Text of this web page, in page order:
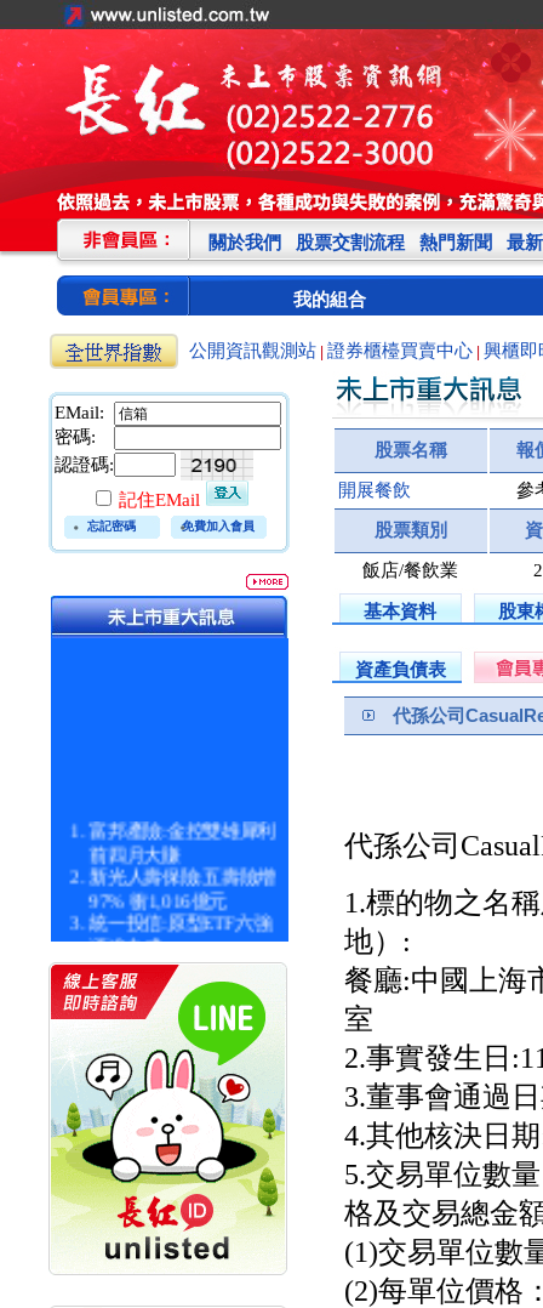
關於我們 股票交割流程 熱門新聞 最
我的組合
公開資訊觀測站 證券櫃檯買賣中心 興櫃即
EMail:
密碼:
認證碼:
記住EMail
忘記密碼 免費加入會員
前四月大賺
新光人壽保險:五壽險增
97% 衝1,016億元
統一投信:原型ETF六強
漲逾九成
價 被盯上
新光人壽保險:新壽Q1外
價金將達996億
宇辰系統科技:宇辰業績
創新高 啟動興櫃轉上櫃
計畫
明緯企業:明緯永續科技
競賽 以電源驅動善的力
量
秀育企業:秀育SHO-U儲
能系統 獲國內首張CNS
認證
聯博投信:聯博00404A
從容擁抱台股主流
股票名稱 報
開展餐飲 參
股票類別
飯店/餐飲業
基本資料 股東
資產負債表
代孫公司
代孫公司
1.標的物之名
地）:
餐廳:中國上海
室
2.事實發生日
3.董事會通過
4.其他核決日
5.交易單位數
格及交易總金
(1)交易單位數
(2)每單位價格